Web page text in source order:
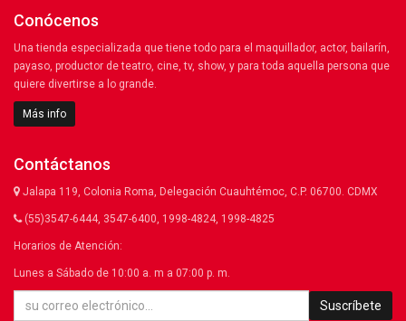
Conócenos
Una tienda especializada que tiene todo para el maquillador, actor, bailarín,
payaso, productor de teatro, cine, tv, show, y para toda aquella persona que
quiere divertirse a lo grande.
Más info
Contáctanos
Jalapa 119, Colonia Roma, Delegación Cuauhtémoc, C.P. 06700. CDMX
(55)3547-6444, 3547-6400, 1998-4824, 1998-4825
Horarios de Atención:
Lunes a Sábado de 10:00 a. m a 07:00 p. m.
Suscríbete